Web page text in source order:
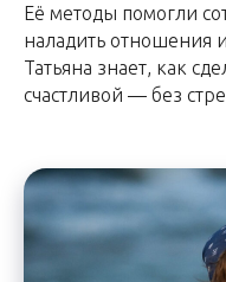
Её методы помогли
наладить отношения
Татьяна знает, как
счастливой — без